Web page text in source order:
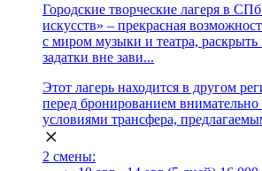
Городские творческие лагеря в
искусств» – прекрасная
с миром музыки и театра, раскрыть
задатки вне зави...
Этот лагерь находится в другом
перед бронированием внимательно
условиями трансфера,
2 смены: